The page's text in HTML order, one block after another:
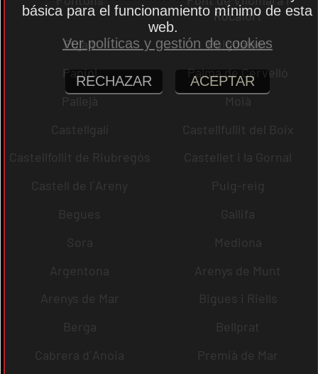
Rocafort
Pujalt
Puigdàlber
Papiol
Palma de Cervelló
Pallejà
Moià
Castellgalí
Castellfullit del Boix
Castellfollit de Riubregós
Castellet i la Gornal
Castell de l´Areny
Puig-reig
Begues
Gallifa
Sora
Mediona
Argentona
Arenys de Munt
Arenys de Mar
Bigues i Riells
Berga
Bellprat
Cabrera d´Anoia
Premià de Mar
básica para el funcionamiento mínimo de esta
web.
Ver políticas y gestión de cookies
RECHAZAR ACEPTAR